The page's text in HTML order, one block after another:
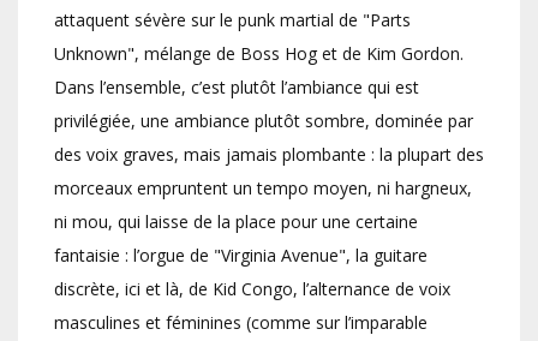
attaquent sévère sur le punk martial de "Parts
Unknown", mélange de Boss Hog et de Kim Gordon.
Dans l’ensemble, c’est plutôt l’ambiance qui est
privilégiée, une ambiance plutôt sombre, dominée par
des voix graves, mais jamais plombante : la plupart des
morceaux empruntent un tempo moyen, ni hargneux,
ni mou, qui laisse de la place pour une certaine
fantaisie : l’orgue de "Virginia Avenue", la guitare
discrète, ici et là, de Kid Congo, l’alternance de voix
masculines et féminines (comme sur l’imparable